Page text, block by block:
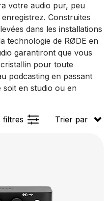
votre audio pur, peu
Construites
dans les installations
technologie de RØDE en
garantiront que vous
pour toute
podcasting en passant
soit en studio ou en
filtres
Trier par